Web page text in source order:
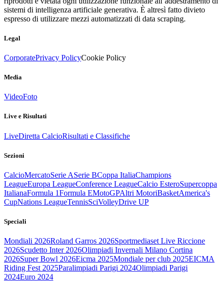
sistemi di intelligenza artificiale generativa. È altresì fatto divieto
espresso di utilizzare mezzi automatizzati di data scraping.
Legal
CorporatePrivacy PolicyCookie Policy
Media
VideoFoto
Live e Risultati
LiveDiretta CalcioRisultati e Classifiche
Sezioni
CalcioMercatoSerie ASerie BCoppa ItaliaChampions
LeagueEuropa LeagueConference LeagueCalcio EsteroSupercoppa
ItalianaFormula 1Formula EMotoGPAltri MotoriBasketAmerica's
CupNations LeagueTennisSciVolleyDrive UP
Speciali
Mondiali 2026Roland Garros 2026Sportmediaset Live Riccione
2026Scudetto Inter 2026Olimpiadi Invernali Milano Cortina
2026Super Bowl 2026Eicma 2025Mondiale per club 2025EICMA
Riding Fest 2025Paralimpiadi Parigi 2024Olimpiadi Parigi
2024Euro 2024